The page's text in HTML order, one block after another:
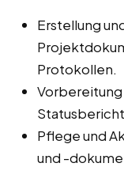
Erstellung
Protokollen.
Vorbereitung
Pflege und
und -